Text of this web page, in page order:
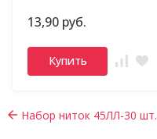
13,90 руб.
Купить
Набор ниток 45ЛЛ-30 шт.